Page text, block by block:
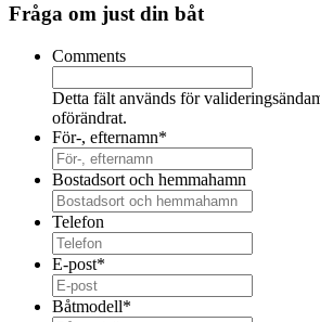
Fråga om just din båt
Comments
Detta fält används för
oförändrat.
För-, efternamn*
Bostadsort och hemmahamn
Telefon
E-post*
Båtmodell*